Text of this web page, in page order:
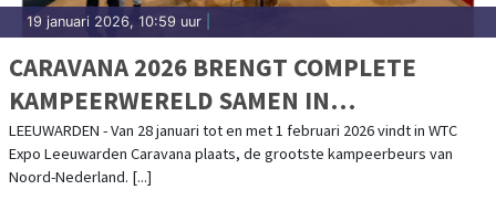
19 januari 2026, 10:59 uur
CARAVANA 2026 BRENGT COMPLETE
KAMPEERWERELD SAMEN IN
LEEUWARDEN
LEEUWARDEN - Van 28 januari tot en met 1 februari 2026 vindt in WTC
Expo Leeuwarden Caravana plaats, de grootste kampeerbeurs van
Noord-Nederland. [...]